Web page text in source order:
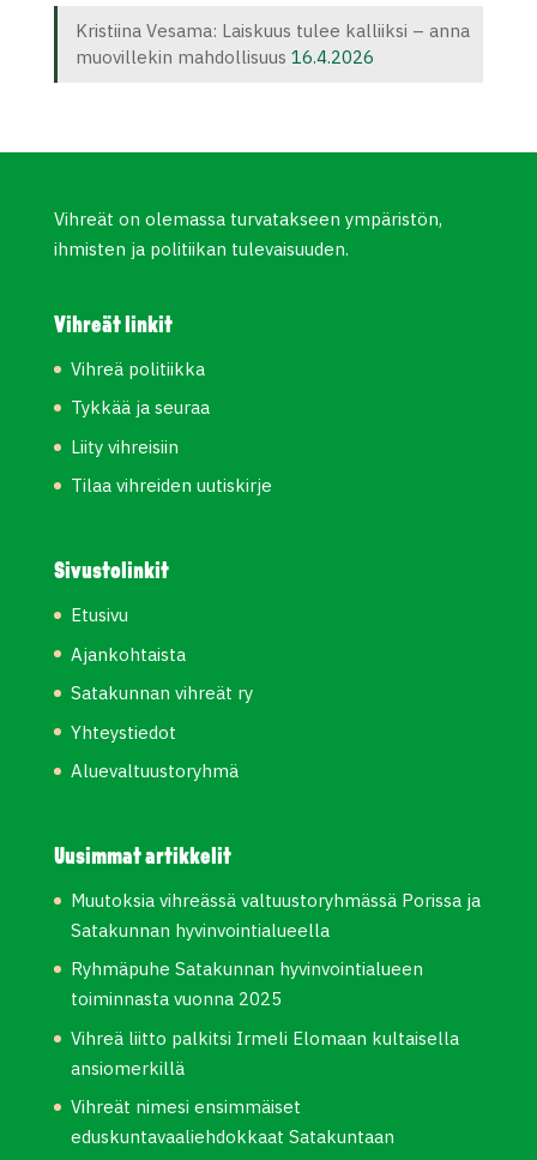
Kristiina Vesama: Laiskuus tulee kalliiksi – anna
muovillekin mahdollisuus 16.4.2026
Vihreät on olemassa turvatakseen ympäristön,
ihmisten ja politiikan tulevaisuuden.
Vihreät linkit
Vihreä politiikka
Tykkää ja seuraa
Liity vihreisiin
Tilaa vihreiden uutiskirje
Sivustolinkit
Etusivu
Ajankohtaista
Satakunnan vihreät ry
Yhteystiedot
Aluevaltuustoryhmä
Uusimmat artikkelit
Muutoksia vihreässä valtuustoryhmässä Porissa ja
Satakunnan hyvinvointialueella
Ryhmäpuhe Satakunnan hyvinvointialueen
toiminnasta vuonna 2025
Vihreä liitto palkitsi Irmeli Elomaan kultaisella
ansiomerkillä
Vihreät nimesi ensimmäiset
eduskuntavaaliehdokkaat Satakuntaan